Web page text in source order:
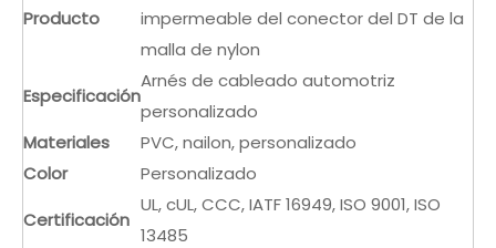
Producto
impermeable del conector del DT de la
malla de nylon
Especificación
Arnés de cableado automotriz
personalizado
Materiales
PVC, nailon, personalizado
Color
Personalizado
Certificación
UL, cUL, CCC, IATF 16949, ISO 9001, ISO
13485